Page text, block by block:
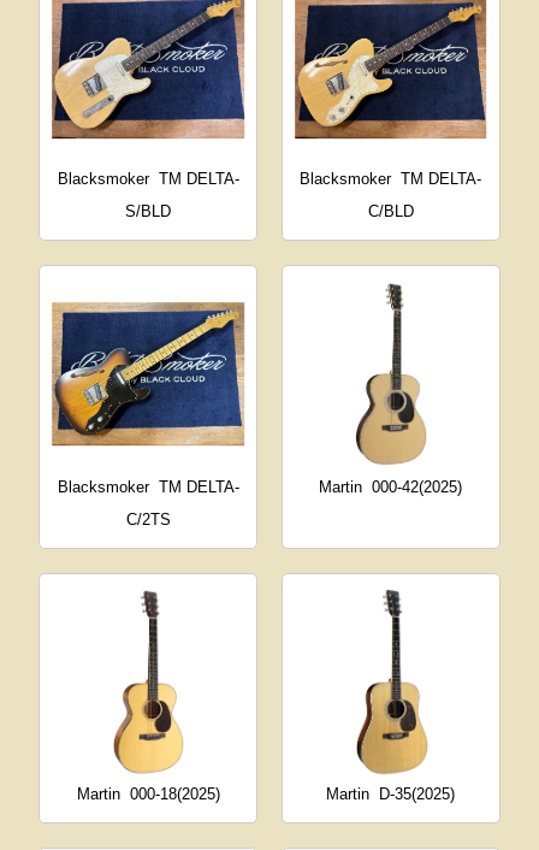
Blacksmoker TM DELTA-
S/BLD
Blacksmoker TM DELTA-
C/BLD
Blacksmoker TM DELTA-
C/2TS
Martin 000-42(2025)
Martin 000-18(2025) Martin D-35(2025)